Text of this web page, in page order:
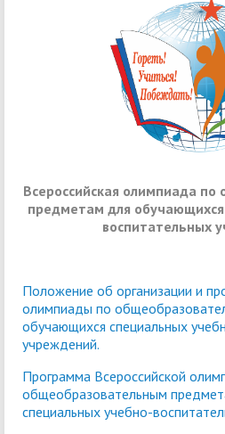
Всероссийская олимпиада
предметам для
воспитательных
Положение об организации и
олимпиады по
обучающихся специальных
учреждений.
Программа Всероссийской
общеобразовательным
специальных учебно-